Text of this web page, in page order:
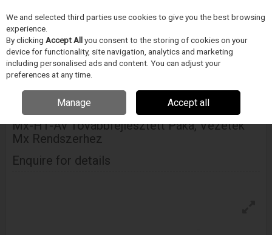
Skip to content
Menu
Home ELEKTRONIKA GYÁRTÁS/FORRASZTÁSTECHNIKA
Vezeték Mx Rendszerhez
Mx-H1-Av Továbbfejlesztett Páka, Vezeték
Mx Rendszerhez
Enquire for details
We and selected third parties use cookies to give you the best browsing
experience.
By clicking Accept Allyou consent to the storing of cookies on your
device for functionality, site navigation, analytics and marketing
including personalised ads and content. You can adjust your
preferences at any time.
Manage Accept all